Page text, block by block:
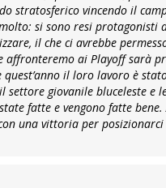
stratosferico vincendo il
si sono resi protagonisti
il che ci avrebbe
affronteremo ai Playoff sarà
il loro lavoro è
settore giovanile bluceleste e
fatte e vengono fatte bene.
una vittoria per